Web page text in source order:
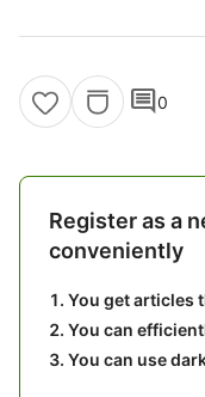
comment0
Register as a
conveniently
You get articles
You can
You can use